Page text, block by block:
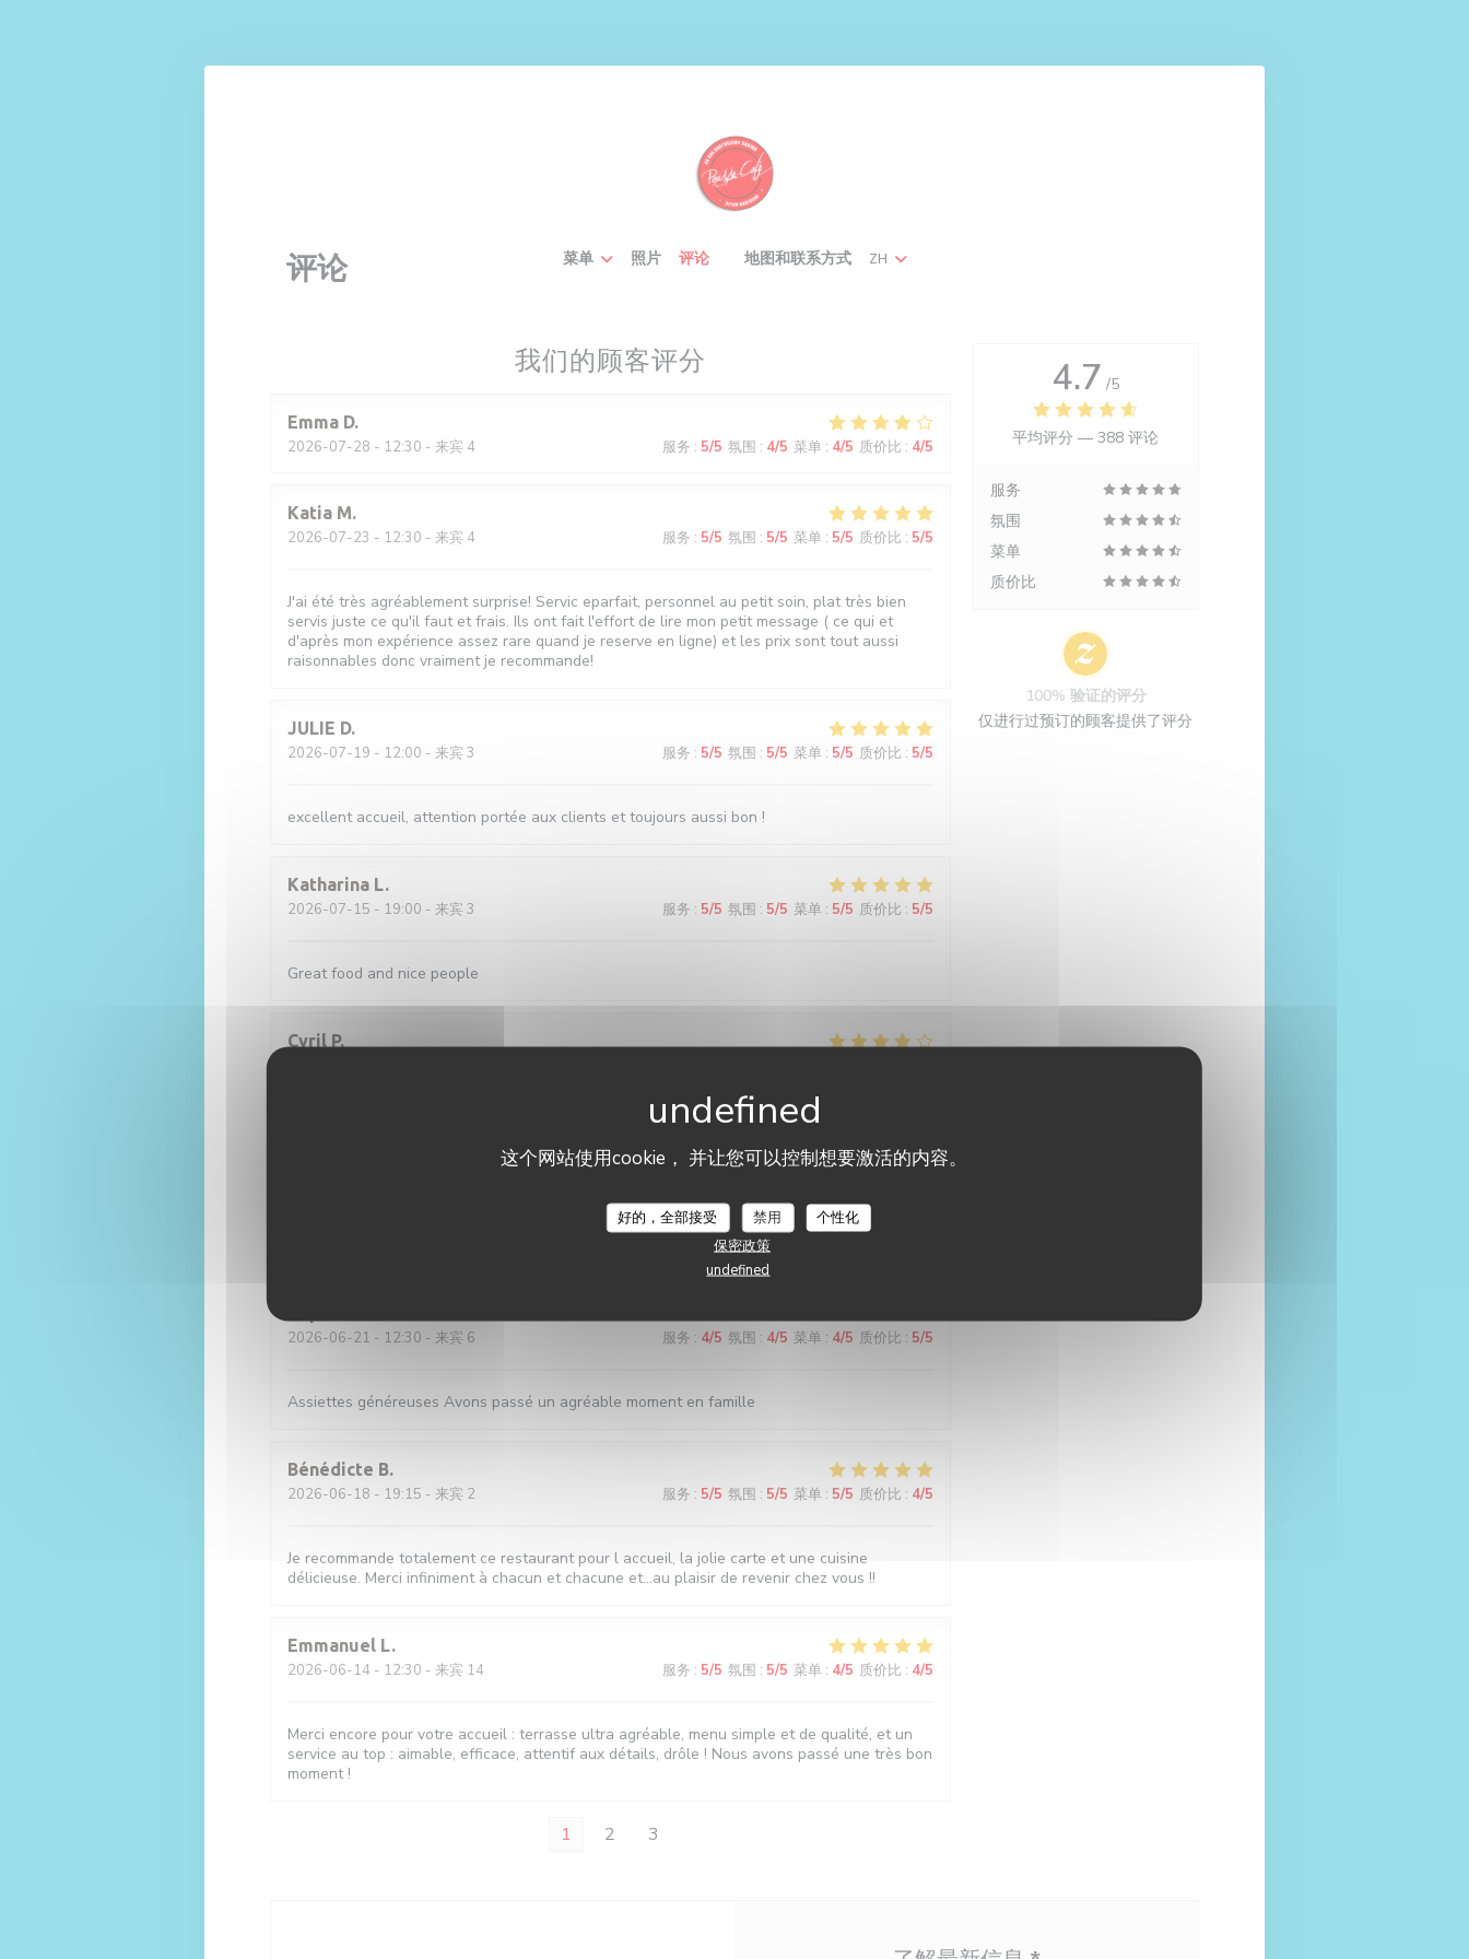
这个网站使用cookie， 并让您可以控制想要激活的内容。
好的，全部接受 禁用
个性化
保密政策
undefined
菜单 照片 评论 ((在新窗口中打开))
地图和联系方式 ZH
评论
我们的顾客评分
Emma D
2026-07-28 - 12:30 - 来宾 4 服务 : 5/5 氛围 : 4/5 菜单: 4/5 质价比 : 4/5
Katia M
2026-07-23 - 12:30 - 来宾 4 服务 : 5/5 氛围 : 5/5 菜单: 5/5 质价比 : 5/5
J'ai été très agréablement surprise! Servic eparfait, personnel au petit soin, plat très bien
servis juste ce qu'il faut et frais. Ils ont fait l'effort de lire mon petit message ( ce qui et
d'après mon expérience assez rare quand je reserve en ligne) et les prix sont tout aussi
raisonnables donc vraiment je recommande!
JULIE D
2026-07-19 - 12:00 - 来宾 3 服务 : 5/5 氛围 : 5/5 菜单: 5/5 质价比 : 5/5
excellent accueil, attention portée aux clients et toujours aussi bon !
Katharina L
2026-07-15 - 19:00 - 来宾 3 服务 : 5/5 氛围 : 5/5 菜单: 5/5 质价比 : 5/5
Great food and nice people
Cyril P
服务:5/5 氛围:5/5 菜单:5/5 质价比: 5/5
/5 氛围:4
2026-06-21 - 12:30 - 来宾 6 服务 : 4/5 氛围 : 4/5 菜单 : 4/5 质价比 : 5/5
Assiettes généreuses Avons passé un agréable moment en famille
Bénédicte B
2026-06-18 - 19:15 - 来宾 2 服务 : 5/5 氛围 : 5/5 菜单: 5/5 质价比 : 4/5
Je recommande totalement ce restaurant pour l accueil, la jolie carte et une cuisine
délicieuse. Merci infiniment à chacun et chacune et...au plaisir de revenir chez vous !!
Emmanuel L
2026-06-14 - 12:30 - 来宾 14 服务 : 5/5 氛围 : 5/5 菜单: 4/5 质价比 : 4/5
Merci encore pour votre accueil : terrasse ultra agréable, menu simple et de qualité, et un
service au top : aimable, efficace, attentif aux détails, drôle ! Nous avons passé une très bon
moment !
1 2 3
4.7 /5
平均评分 —388 评论
服务
氛围
菜单
质价比
100% 验证的评分
仅进行过预订的顾客提供了评分